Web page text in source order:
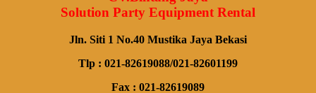
Solution Party Equipment Rental
Jln. Siti 1 No.40 Mustika Jaya Bekasi
Tlp : 021-82619088/021-82601199
Fax : 021-82619089